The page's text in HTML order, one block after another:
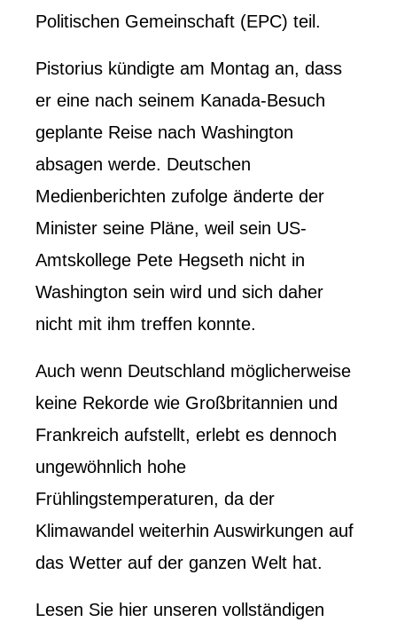
Politischen Gemeinschaft (EPC) teil.
Pistorius kündigte am Montag an, dass
er eine nach seinem Kanada-Besuch
geplante Reise nach Washington
absagen werde. Deutschen
Medienberichten zufolge änderte der
Minister seine Pläne, weil sein US-
Amtskollege Pete Hegseth nicht in
Washington sein wird und sich daher
nicht mit ihm treffen konnte.
Auch wenn Deutschland möglicherweise
keine Rekorde wie Großbritannien und
Frankreich aufstellt, erlebt es dennoch
ungewöhnlich hohe
Frühlingstemperaturen, da der
Klimawandel weiterhin Auswirkungen auf
das Wetter auf der ganzen Welt hat.
Lesen Sie hier unseren vollständigen